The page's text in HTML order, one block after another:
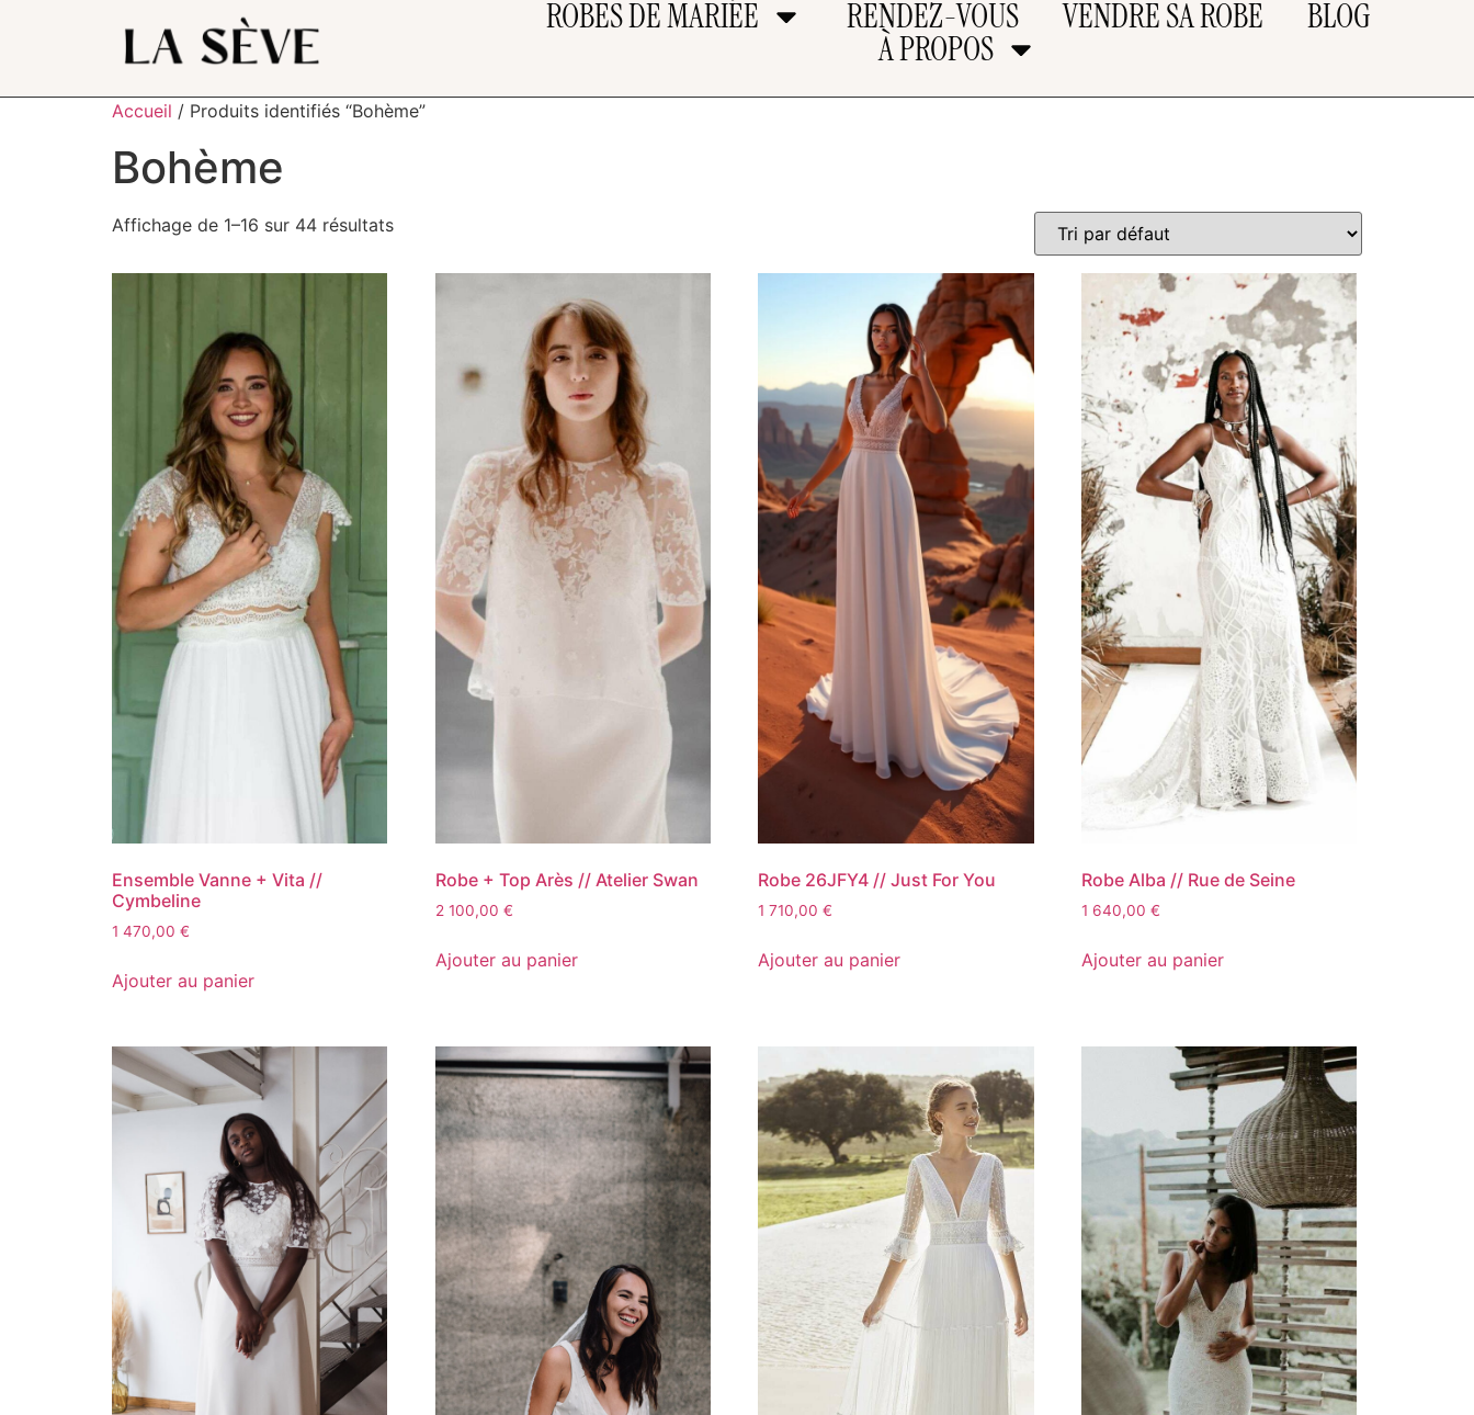
ROBES DE MARIÉE RENDEZ-VOUS VENDRE SA ROBE BLOG
À PROPOS
Accueil / Produits identifiés “Bohème”
Bohème
Affichage de 1–16 sur 44 résultats
Ensemble Vanne + Vita //
Cymbeline
1 470,00 €
Ajouter au panier
Robe + Top Arès // Atelier Swan
2 100,00 €
Ajouter au panier
Robe 26JFY4 // Just For You
1 710,00€
Ajouter au panier
Robe Alba // Rue de Seine
1 640,00€
Ajouter au panier